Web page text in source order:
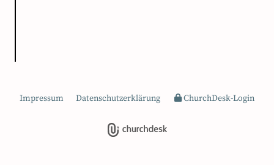
Impressum Datenschutzerklärung ChurchDesk-Login